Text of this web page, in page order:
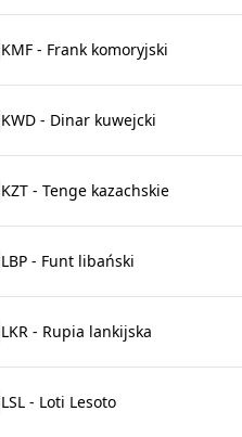
KMF - Frank komoryjski
KWD - Dinar kuwejcki
KZT - Tenge kazachskie
LBP - Funt libański
LKR - Rupia lankijska
LSL - Loti Lesoto